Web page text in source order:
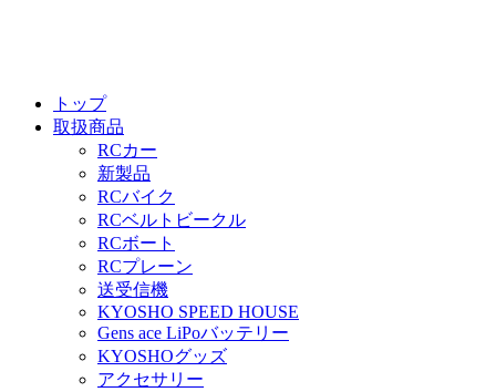
トップ
取扱商品
RCカー
新製品
RCバイク
RCベルトビークル
RCボート
RCプレーン
送受信機
KYOSHO SPEED HOUSE
Gens ace LiPoバッテリー
KYOSHOグッズ
アクセサリー